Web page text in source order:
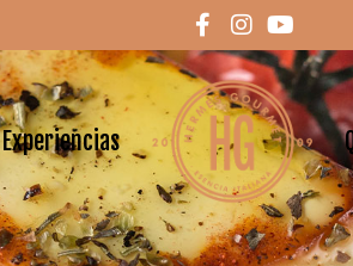
Experiencias